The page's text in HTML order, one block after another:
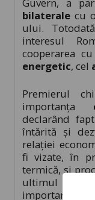
bilateralecu
ului.
interesul
cooperarea
energetic, cel
Premierul
importanța
declarând
întărită și
relației
fi vizate, în
termică, și
ultimul rând,
importanța